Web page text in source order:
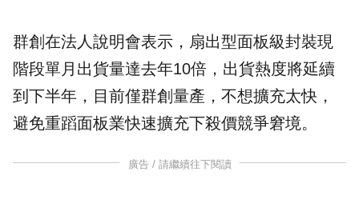
群創在法人說明會表示，扇出型面板級封裝現
階段單月出貨量達去年10倍，出貨熱度將延續
到下半年，目前僅群創量產，不想擴充太快，
避免重蹈面板業快速擴充下殺價競爭窘境。
廣告 / 請繼續往下閱讀